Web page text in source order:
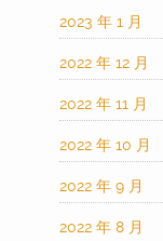
2023 年 1 月
2022 年 12 月
2022 年 11 月
2022 年 10 月
2022 年 9 月
2022 年 8 月